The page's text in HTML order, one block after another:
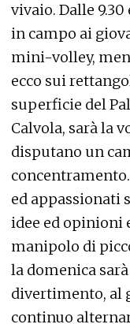
vivaio. Dalle
in campo ai
mini-volley,
ecco sui
superficie del
Calvola, sarà la
disputano un
ed appassionati
idee ed opinioni
manipolo di
la domenica
divertimento, al
continuo